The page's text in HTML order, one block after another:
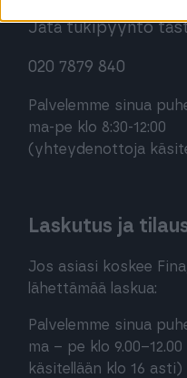
Jätä tukipyyntö
020 7879 840
Palvelemme sinua
ma-pe klo 8:30-12:00
(yhteydenottoja
Laskutus ja
Jos asiasi koskee
lähettämää laskua:
Palvelemme sinua
ma – pe klo
käsitellään klo 16 asti)